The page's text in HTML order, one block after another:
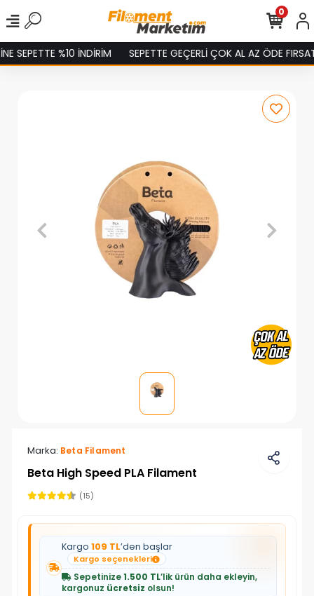
%10 İNDİRİM SEPETTE GEÇERLİ ÇOK AL AZ ÖDE
0
Marka: Beta Filament
Beta High Speed PLA Filament
(15)
Kargo 109 TL’den başlar
Kargo seçenekleri
Sepetinize1.500 TL’lik ürün daha ekleyin,
kargonuz ücretsiz olsun!